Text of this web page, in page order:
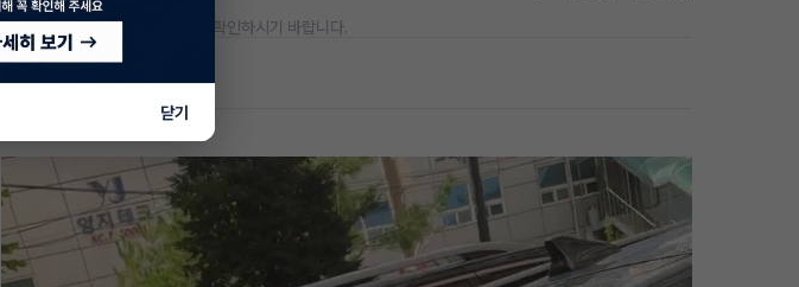
* 정확한 정보는 판매자와 반드시 확인하시기 바랍니다.
차량 위치
닫기